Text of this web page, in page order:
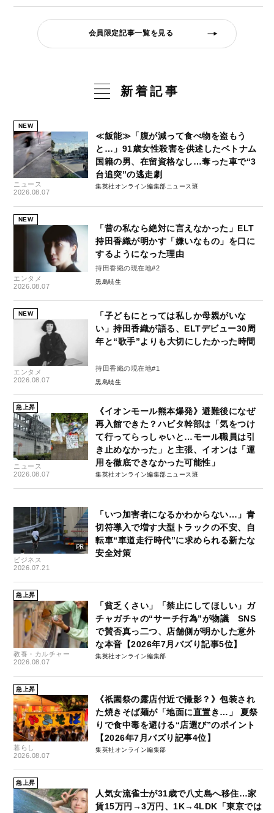
会員限定記事一覧を見る
新着記事
NEW
ニュース
2026.08.07
≪飯能≫「腹が減って食べ物を盗もう
と…」91歳女性殺害を供述したベトナム
国籍の男、在留資格なし…奪った車で“3
台追突”の逃走劇
集英社オンライン編集部ニュース班
NEW
エンタメ
2026.08.07
「昔の私なら絶対に言えなかった」ELT
持田香織が明かす「嫌いなもの」を口に
するようになった理由
持田香織の現在地#2
黒島暁生
NEW
エンタメ
2026.08.07
「子どもにとっては私しか母親がいな
い」持田香織が語る、ELTデビュー30周
年と“歌手”よりも大切にしたかった時間
持田香織の現在地#1
黒島暁生
急上昇
ニュース
2026.08.07
《イオンモール熊本爆発》避難後になぜ
再入館できた？ハビタ幹部は「気をつけ
て行ってらっしゃいと…モール職員は引
き止めなかった」と主張、イオンは「運
用を徹底できなかった可能性」
集英社オンライン編集部ニュース班
ビジネス
2026.07.21
「いつ加害者になるかわからない…」青
切符導入で増す大型トラックの不安、自
転車“車道走行時代”に求められる新たな
安全対策
急上昇
教養・カルチャー
2026.08.07
「貧乏くさい」「禁止にしてほしい」ガ
チャガチャの“サーチ行為”が物議 SNS
で賛否真っ二つ、店舗側が明かした意外
な本音【2026年7月バズり記事5位】
集英社オンライン編集部
急上昇
暮らし
2026.08.07
《祇園祭の露店付近で撮影？》包装され
た焼きそば麺が「地面に直置き…」 夏祭
りで食中毒を避ける“店選び”のポイント
【2026年7月バズり記事4位】
集英社オンライン編集部
急上昇
人気女流雀士が31歳で八丈島へ移住…家
賃15万円→3万円、1K→4LDK「東京では